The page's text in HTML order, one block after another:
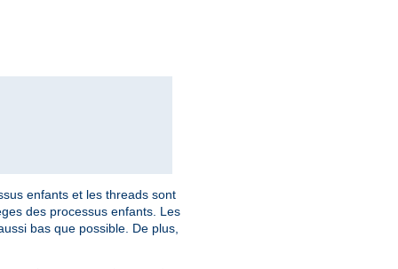
enfants et les threads sont
des processus enfants. Les
bas que possible. De plus,